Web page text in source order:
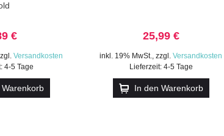
€
Versandkosten
4-5 Tage
25,99 €
inkl. 19% MwSt.,zzgl.Versandkosten
Lieferzeit: 4-5 Tage
In den Warenkorb